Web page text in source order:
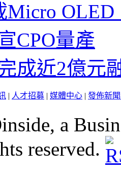
Micro
CPO量產
成近2億元
| 人才招募 | 媒體中心 | 發佈新
a
reserved.